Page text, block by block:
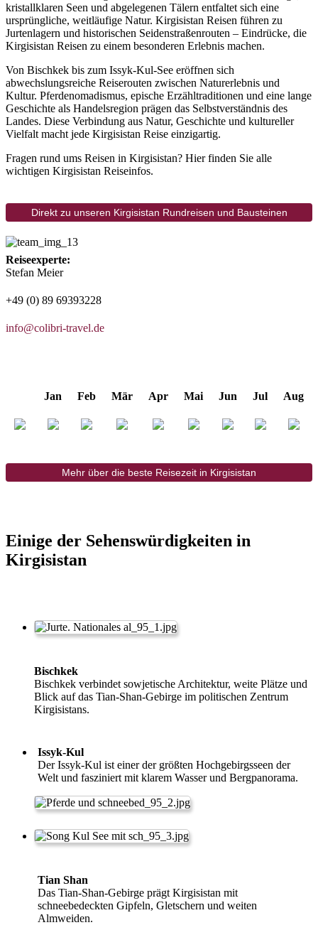
kristallklaren Seen und abgelegenen Tälern entfaltet sich eine
ursprüngliche, weitläufige Natur. Kirgisistan Reisen führen zu
Jurtenlagern und historischen Seidenstraßenrouten – Eindrücke, die
Kirgisistan Reisen zu einem besonderen Erlebnis machen.
Von Bischkek bis zum Issyk-Kul-See eröffnen sich
abwechslungsreiche Reiserouten zwischen Naturerlebnis und
Kultur. Pferdenomadismus, epische Erzähltraditionen und eine lange
Geschichte als Handelsregion prägen das Selbstverständnis des
Landes. Diese Verbindung aus Natur, Geschichte und kultureller
Vielfalt macht jede Kirgisistan Reise einzigartig.
Fragen rund ums Reisen in Kirgisistan? Hier finden Sie alle
wichtigen Kirgisistan Reiseinfos.
Direkt zu unseren Kirgisistan Rundreisen und Bausteinen
Reiseexperte:
Stefan Meier
+49 (0) 89 69393228
info@colibri-travel.de
Jan Feb Mär Apr Mai Jun Jul Aug
Mehr über die beste Reisezeit in Kirgisistan
Einige der Sehenswürdigkeiten in
Kirgisistan
Bischkek
Bischkek verbindet sowjetische Architektur, weite Plätze und
Blick auf das Tian-Shan-Gebirge im politischen Zentrum
Kirgisistans.
Issyk-Kul
Der Issyk-Kul ist einer der größten Hochgebirgsseen der
Welt und fasziniert mit klarem Wasser und Bergpanorama.
Tian Shan
Das Tian-Shan-Gebirge prägt Kirgisistan mit
schneebedeckten Gipfeln, Gletschern und weiten
Almweiden.